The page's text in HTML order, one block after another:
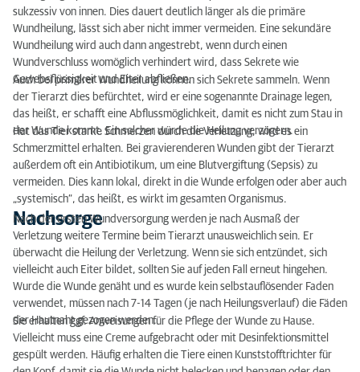
sukzessiv von innen. Dies dauert deutlich länger als die primäre
Wundheilung, lässt sich aber nicht immer vermeiden. Eine sekundäre
Wundheilung wird auch dann angestrebt, wenn durch einen
Wundverschluss womöglich verhindert wird, dass Sekrete wie
Gewebsflüssigkeit und Eiter abfließen.
Auch bei primärer Wundheilung können sich Sekrete sammeln. Wenn
der Tierarzt dies befürchtet, wird er eine sogenannte Drainage legen,
das heißt, er schafft eine Abflussmöglichkeit, damit es nicht zum Stau in
der Wunde kommt. Ein solcher würde die Heilung verzögern.
Hat das Tier starke Schmerzen durch die Verletzung, wird es ein
Schmerzmittel erhalten. Bei gravierenderen Wunden gibt der Tierarzt
außerdem oft ein Antibiotikum, um eine Blutvergiftung (Sepsis) zu
vermeiden. Dies kann lokal, direkt in die Wunde erfolgen oder aber auch
„systemisch“, das heißt, es wirkt im gesamten Organismus.
Nachsorge
Nach der ersten Wundversorgung werden je nach Ausmaß der
Verletzung weitere Termine beim Tierarzt unausweichlich sein. Er
überwacht die Heilung der Verletzung. Wenn sie sich entzündet, sich
vielleicht auch Eiter bildet, sollten Sie auf jeden Fall erneut hingehen.
Wurde die Wunde genäht und es wurde kein selbstauflösender Faden
verwendet, müssen nach 7-14 Tagen (je nach Heilungsverlauf) die Fäden
der Hautnaht gezogen werden.
Sie erhalten ggf. Anweisungen für die Pflege der Wunde zu Hause.
Vielleicht muss eine Creme aufgebracht oder mit Desinfektionsmittel
gespült werden. Häufig erhalten die Tiere einen Kunststofftrichter für